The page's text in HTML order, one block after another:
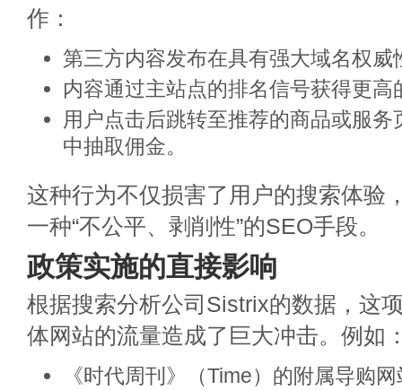
作：
第三方内容发布在具有强大域名权威
内容通过主站点的排名信号获得更高
用户点击后跳转至推荐的商品或服
中抽取佣金。
这种行为不仅损害了用户的搜索体验
一种“不公平、剥削性”的SEO手段。
政策实施的直接影响
根据搜索分析公司Sistrix的数据，这
体网站的流量造成了巨大冲击。例如
《时代周刊》（Time）的附属导购